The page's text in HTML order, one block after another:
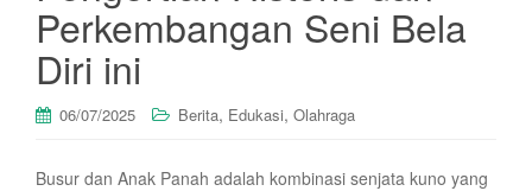
Perkembangan Seni Bela
Diri ini
06/07/2025 Berita, Edukasi, Olahraga
Busur dan Anak Panah adalah kombinasi senjata kuno yang